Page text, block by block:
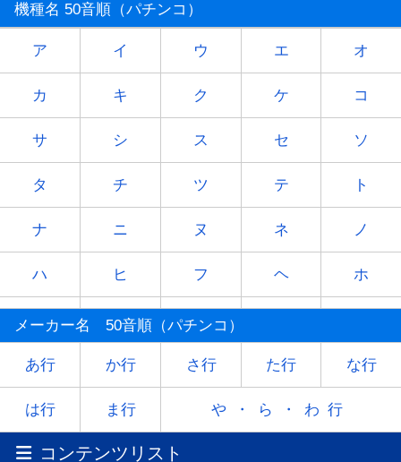
機種名 50音順（パチンコ）
ア イ ウ エ オ
カ キ ク ケ コ
サ シ ス セ ソ
タ チ ツ テ ト
ナ ニ ヌ ネ ノ
ハ ヒ フ ヘ ホ
マ ミ ム
ヤ - ユ - ヨ
ラ リ レ
ワ -
メーカー名 50音順（パチンコ）
あ行 か行 さ行 た行 な行
は行 ま行 や・ら・わ行
コンテンツリスト